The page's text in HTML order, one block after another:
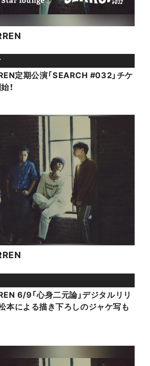
定期公演「SEARCH #032」チケ
！
6/9「心身二元論」デジタルリリ
本による描き下ろしのジャケ写も